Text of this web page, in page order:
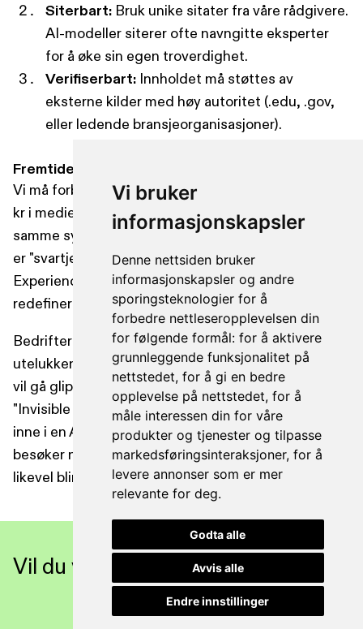
Vi bruker
informasjonskapsler
Denne nettsiden bruker
informasjonskapsler og andre
sporingsteknologier for å
forbedre nettleseropplevelsen din
for følgende formål: for å aktivere
grunnleggende funksjonalitet på
nettstedet, for å gi en bedre
opplevelse på nettstedet, for å
måle interessen din for våre
produkter og tjenester og tilpasse
markedsføringsinteraksjoner, for å
levere annonser som er mer
relevante for deg.
Godta alle
Avvis alle
Endre innstillinger
Siterbart: Bruk unike sitater fra våre rådgivere.
AI-modeller siterer ofte navngitte eksperter
for å øke sin egen troverdighet.
Verifiserbart: Innholdet må støttes av
eksterne kilder med høy autoritet (.edu, .gov,
eller ledende bransjeorganisasjoner).
Fremtidens søk: Fra klikk til konversasjon
Vi må forberede oss på en virkelighet der 1.000.000
kr i mediebudsjett ikke lenger kan kjøpe deg den
samme synligheten som før hvis innholdet ditt ikke
er "svartjenlig". Google Search Generative
Experience (SGE) og OpenAI Search er i ferd med å
redefinere hvordan vi henter informasjon.
Bedrifter som fortsetter å måle suksess
utelukkende gjennom Google Search Console-klikk,
vil gå glipp av den enorme verdien som ligger i
"Invisible Funnels" – reiser som starter og slutter
inne i en AI-chat uten at brukeren noen gang
besøker nettsiden din, men hvor kjøpsbeslutningen
likevel blir tatt til din fordel.
Vil du vinne AI-baserte søk?
Ta kontakt med Oddgeir ->